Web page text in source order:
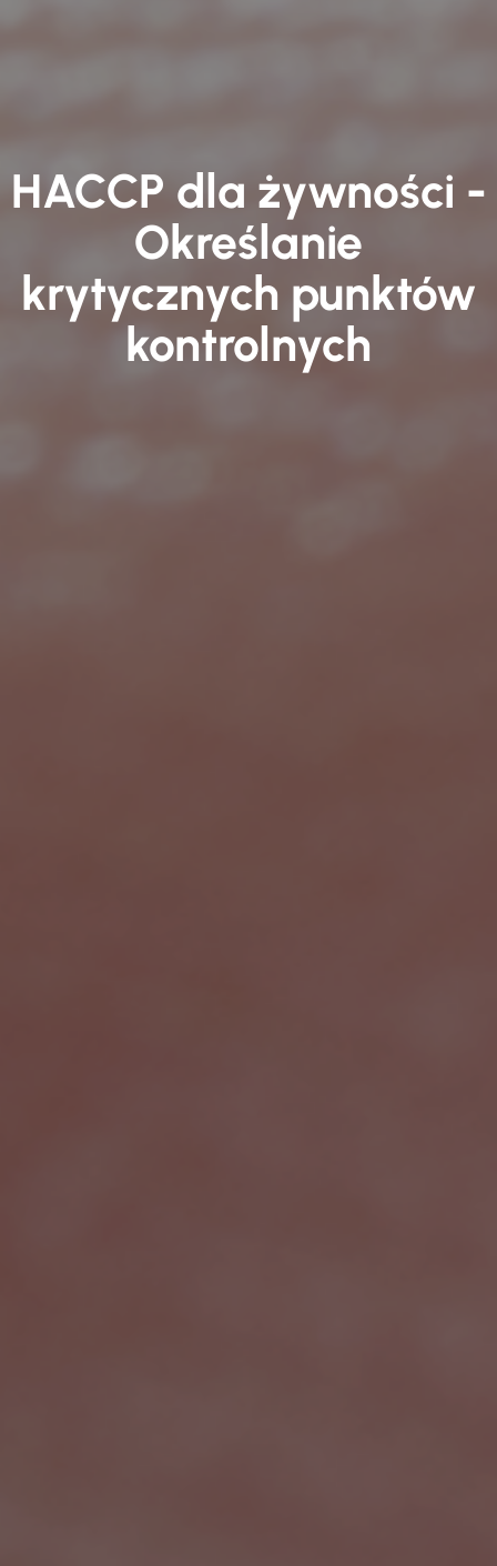
HACCP dla żywności -
Określanie
krytycznych punktów
kontrolnych